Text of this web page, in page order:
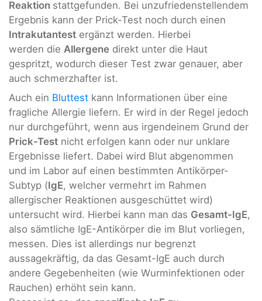
Reaktion stattgefunden. Bei unzufriedenstellendem
Ergebnis kann der Prick-Test noch durch einen
Intrakutantest ergänzt werden. Hierbei
werden die Allergene direkt unter die Haut
gespritzt, wodurch dieser Test zwar genauer, aber
auch schmerzhafter ist.
Auch ein Bluttest kann Informationen über eine
fragliche Allergie liefern. Er wird in der Regel jedoch
nur durchgeführt, wenn aus irgendeinem Grund der
Prick-Test nicht erfolgen kann oder nur unklare
Ergebnisse liefert. Dabei wird Blut abgenommen
und im Labor auf einen bestimmten Antikörper-
Subtyp (IgE, welcher vermehrt im Rahmen
allergischer Reaktionen ausgeschüttet wird)
untersucht wird. Hierbei kann man das Gesamt-IgE,
also sämtliche IgE-Antikörper die im Blut vorliegen,
messen. Dies ist allerdings nur begrenzt
aussagekräftig, da das Gesamt-IgE auch durch
andere Gegebenheiten (wie Wurminfektionen oder
Rauchen) erhöht sein kann.